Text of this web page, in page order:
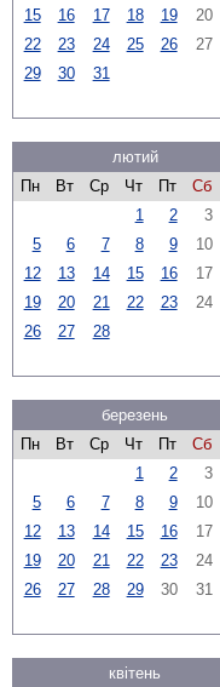
15
16 17 18 19 20
22
23 24 25 26 27
29
30 31
лютий
Пн
Вт Ср Чт Пт Сб
1
2 3
5
6 7 8 9 10
12
13 14 15 16 17
19
20 21 22 23 24
26
27 28
березень
Пн
Вт Ср Чт Пт Сб
1
2 3
5
6 7 8 9 10
12
13 14 15 16 17
19
20 21 22 23 24
26
27 28 29 30 31
квітень